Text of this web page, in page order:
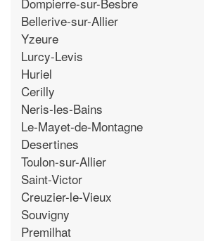
Bellerive-sur-Allier
Yzeure
Lurcy-Levis
Huriel
Cerilly
Neris-les-Bains
Le-Mayet-de-Montagne
Desertines
Toulon-sur-Allier
Saint-Victor
Creuzier-le-Vieux
Souvigny
Premilhat